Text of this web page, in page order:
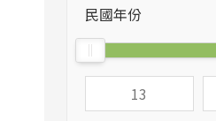
民國年份